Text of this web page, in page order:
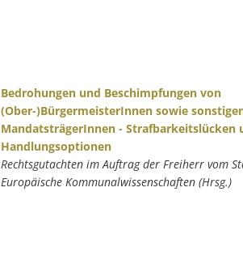
Bedrohungen und Beschimpfungen von
(Ober-)BürgermeisterInnen sowie
MandatsträgerInnen - Strafbarkeitslücken
Handlungsoptionen
Rechtsgutachten im Auftrag der Freiherr vom
Europäische Kommunalwissenschaften (Hrsg.)